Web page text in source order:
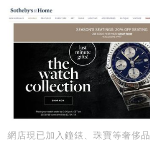
網店現已加入鐘錶、珠寶等奢侈品